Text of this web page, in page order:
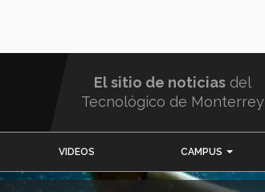
El sitio de noticias del
Tecnológico de Monterrey
VIDEOS CAMPUS